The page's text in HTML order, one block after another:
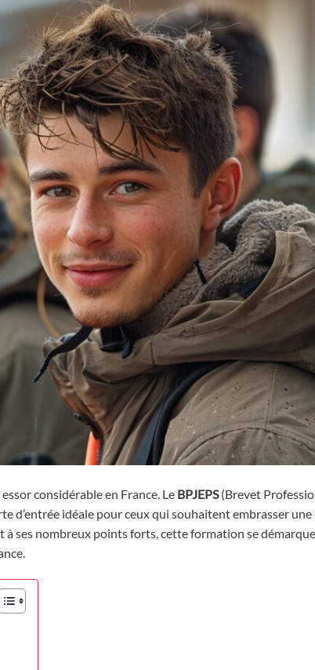
considérable en France. Le BPJEPS(Brevet
d’entrée idéale pour ceux qui souhaitent embrasser
à ses nombreux points forts, cette formation se